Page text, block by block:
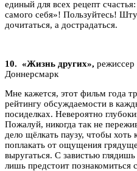
единый для всех рецепт
самого себя»! Пользуйтесь!
дочитаться, а дострадаться.
10. «Жизнь других»,
Доннерсмарк
Мне кажется, этот фильм года
рейтингу обсуждаемости в
посиделках. Невероятно
Пожалуй, никогда так не
дело щёлкать паузу, чтобы хоть
поплакать от ощущения
выругаться. С завистью
лишь предстоит познакомиться